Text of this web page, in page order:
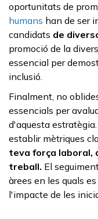
oportunitats de
humans han de ser
candidats de
promoció de la
essencial per
inclusió.
Finalment, no
essencials per
d'aquesta
establir mètriques
teva força laboral,
treball. El
àrees en les quals
l'impacte de les